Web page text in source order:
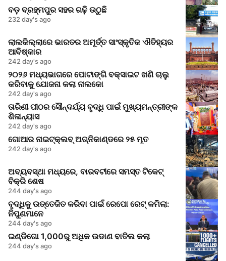
ବଡ଼ ବ୍ରହ୍ମପୁର ସହର ଗଢ଼ି ଉଠୁଛି
232 day's ago
ଲାଲକିଲ୍ଲାରେ ଭାରତର ଅମୂର୍ତ୍ତ ସାଂସ୍କୃତିକ ଐତିହ୍ୟର
ଆବିଷ୍କାର
242 day's ago
୨୦୨୬ ମଧ୍ୟଭାଗରେ ପୋଟାଙ୍ଗି ବକ୍ସାଇଟ ଖଣି ଚାଲୁ
କରିବାକୁ ଯୋଜନା କଲା ନାଲକୋ
242 day's ago
ତାରିଣୀ ପୀଠର ସୌନ୍ଦର୍ଯ୍ୟ ବୃଦ୍ଧି ପାଇଁ ମୁଖ୍ୟମନ୍ତ୍ରୀଙ୍କ
ଶିଳାନ୍ୟାସ
242 day's ago
ଗୋଆର ନାଇଟ୍‌କ୍ଲବ୍ ଅଗ୍ନିକାଣ୍ଡରେ ୨୫ ମୃତ
242 day's ago
ଅବ୍ୟବସ୍ଥା ମଧ୍ୟରେ, ବାରବଟୀରେ ସମସ୍ତ ଟିକେଟ୍
ବିକ୍ରି ଶେଷ
244 day's ago
ବୃଦ୍ଧିକୁ ଉତ୍ତେଜିତ କରିବା ପାଇଁ ରେପୋ ରେଟ୍ କମିଲା:
ନିପୁଣମାନେ
244 day's ago
ଇଣ୍ଡିଗୋ 1,000ରୁ ଅଧିକ ଉଡାଣ ବାତିଲ କଲା
244 day's ago